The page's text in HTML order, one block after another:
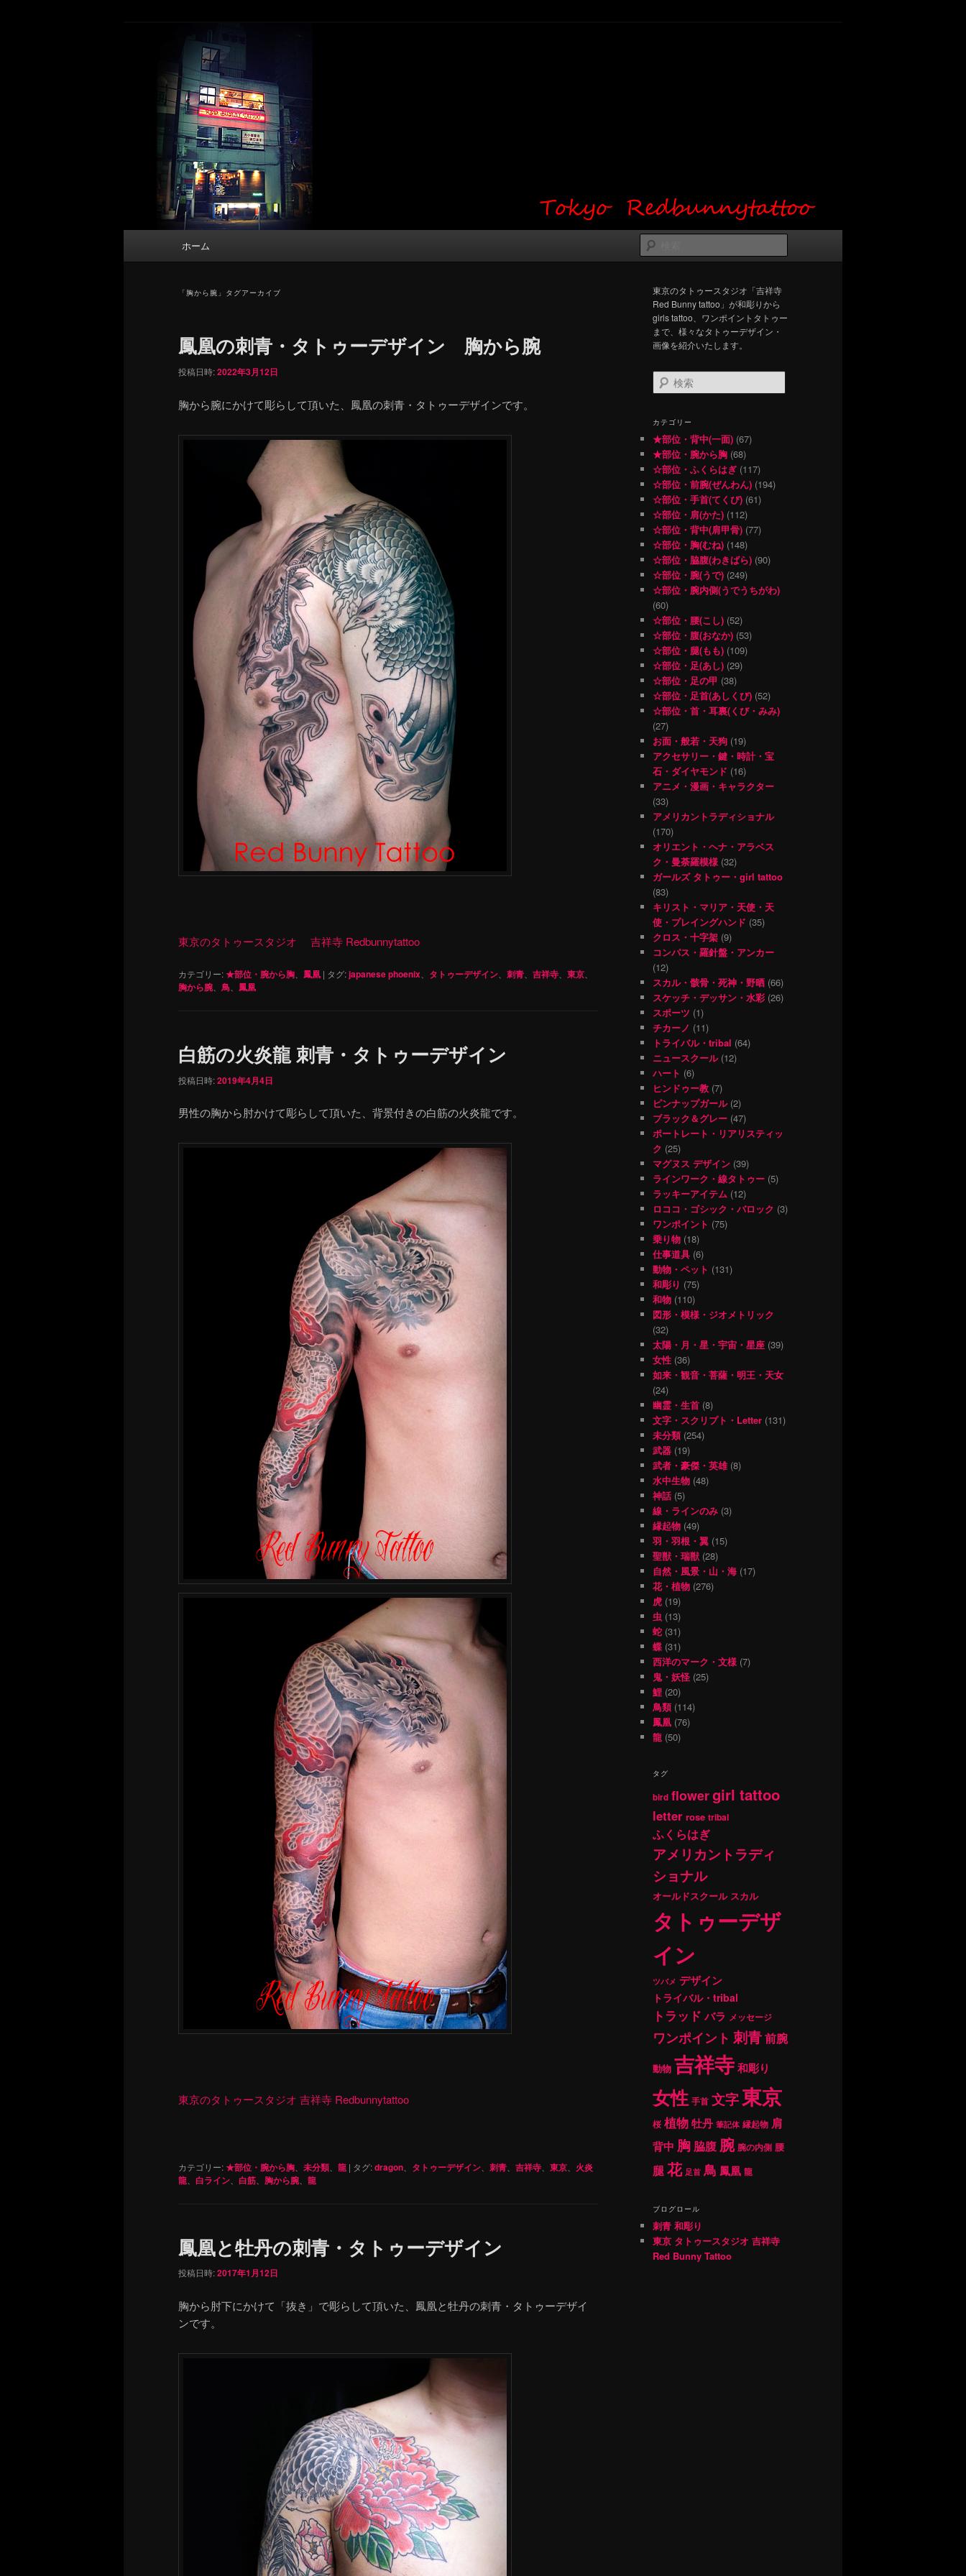
東京 タトゥースタジオ 吉祥寺 Red Bunny
Tattoo タトゥーデザイン・タトゥー画像
タトゥーデザイン・画像の紹介（和彫り・ワンポイント・girl tattoo）
索
ホーム
「 胸から腕 」タグアーカイブ
鳳凰の刺青・タトゥーデザイン 胸から腕
投稿日時:2022年3月12日
胸から腕にかけて彫らして頂いた、鳳凰の刺青・タトゥーデザインです。
東京のタトゥースタジオ 吉祥寺 Redbunnytattoo
カテゴリー:★部位・腕から胸 鳳凰 | タグ:japanese phoenix タトゥーデザイン 刺青 吉祥寺 東京
胸から腕 鳥 鳳凰
白筋の火炎龍 刺青・タトゥーデザイン
投稿日時:2019年4月4日
男性の胸から肘かけて彫らして頂いた、背景付きの白筋の火炎龍です。
東京のタトゥースタジオ 吉祥寺 Redbunnytattoo
カテゴリー:★部位・腕から胸 未分類 龍 | タグ:dragon タトゥーデザイン 刺青 吉祥寺 東京
火炎
龍
白ライン 白筋 胸から腕 龍
鳳凰と牡丹の刺青・タトゥーデザイン
投稿日時:2017年1月12日
胸から肘下にかけて「抜き」で彫らして頂いた、鳳凰と牡丹の刺青・タトゥーデザイ
ンです。
東京のタトゥースタジオ「吉祥寺
Red Bunny tattoo」が和彫りから
girls tattoo、ワンポイントタトゥー
まで、様々なタトゥーデザイン・
画像を紹介いたします。
検
索
カテゴリー
★部位・背中(一面) (67)
★部位・腕から胸 (68)
☆部位・ふくらはぎ (117)
☆部位・前腕(ぜんわん) (194)
☆部位・手首(てくび) (61)
☆部位・肩(かた) (112)
☆部位・背中(肩甲骨) (77)
☆部位・胸(むね) (148)
☆部位・脇腹(わきばら) (90)
☆部位・腕(うで) (249)
☆部位・腕内側(うでうちがわ)
(60)
☆部位・腰(こし) (52)
☆部位・腹(おなか) (53)
☆部位・腿(もも) (109)
☆部位・足(あし) (29)
☆部位・足の甲 (38)
☆部位・足首(あしくび) (52)
☆部位・首・耳裏(くび・みみ)
(27)
お面・般若・天狗 (19)
アクセサリー・鍵・時計・宝
石・ダイヤモンド (16)
アニメ・漫画・キャラクター
(33)
アメリカントラディショナル
(170)
オリエント・ヘナ・アラベス
ク・曼荼羅模様 (32)
ガールズ タトゥー・girl tattoo
(83)
キリスト・マリア・天使・天
使・プレイングハンド (35)
クロス・十字架 (9)
コンパス・羅針盤・アンカー
(12)
スカル・骸骨・死神・野晒 (66)
スケッチ・デッサン・水彩 (26)
スポーツ (1)
チカーノ (11)
トライバル・tribal (64)
ニュースクール(12)
ハート (6)
ヒンドゥー教 (7)
ピンナップガール(2)
ブラック＆グレー (47)
ポートレート・リアリスティッ
ク (25)
マグヌス デザイン (39)
ラインワーク・線タトゥー (5)
ラッキーアイテム (12)
ロココ・ゴシック・バロック (3)
ワンポイント (75)
乗り物 (18)
仕事道具 (6)
動物・ペット (131)
和彫り (75)
和物 (110)
図形・模様・ジオメトリック
(32)
太陽・月・星・宇宙・星座 (39)
女性 (36)
如来・観音・菩薩・明王・天女
(24)
幽霊・生首 (8)
文字・スクリプト・Letter (131)
未分類(254)
武器 (19)
武者・豪傑・英雄(8)
水中生物 (48)
神話 (5)
線・ラインのみ (3)
縁起物 (49)
羽・羽根・翼 (15)
聖獣・瑞獣 (28)
自然・風景・山・海 (17)
花・植物 (276)
虎 (19)
虫 (13)
蛇 (31)
蝶 (31)
西洋のマーク・文様 (7)
鬼・妖怪 (25)
鯉 (20)
鳥類(114)
鳳凰 (76)
龍 (50)
タグ
bird flowergirl tattoo
letter rose tribal
ふくらはぎ
アメリカントラディ
ショナル
オールドスクール スカル
タトゥーデザ
イン
ツバメ デザイン
トライバル・tribal
トラッド バラ メッセージ
ワンポイント 刺青前腕
動物 吉祥寺和彫り
女性 手首 文字東京
桜 植物牡丹 筆記体 縁起物 肩
背中 胸 脇腹 腕 腕の内側 腰
腿花 足首 鳥 鳳凰 龍
ブログロール
刺青 和彫り
東京 タトゥースタジオ 吉祥寺
Red Bunny Tattoo